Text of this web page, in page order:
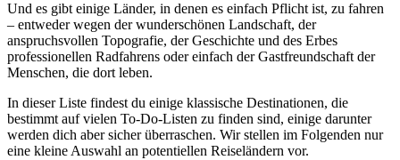
Und es gibt einige Länder, in denen es einfach Pflicht ist, zu fahren
– entweder wegen der wunderschönen Landschaft, der
anspruchsvollen Topografie, der Geschichte und des Erbes
professionellen Radfahrens oder einfach der Gastfreundschaft der
Menschen, die dort leben.
In dieser Liste findest du einige klassische Destinationen, die
bestimmt auf vielen To-Do-Listen zu finden sind, einige darunter
werden dich aber sicher überraschen. Wir stellen im Folgenden nur
eine kleine Auswahl an potentiellen Reiseländern vor.